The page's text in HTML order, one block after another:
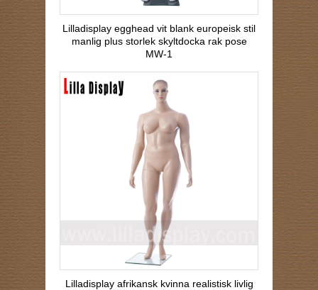
Lilladisplay egghead vit blank europeisk stil
manlig plus storlek skyltdocka rak pose
MW-1
Lilladisplay afrikansk kvinna realistisk livlig